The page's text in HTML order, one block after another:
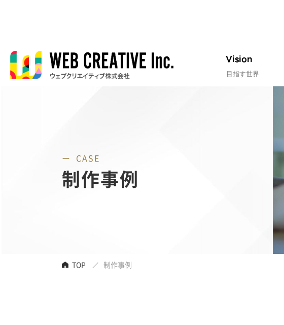
Vision
目指す世界
CASE
制作事例
TOP 制作事例